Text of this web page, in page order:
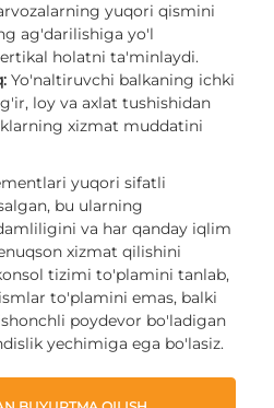
yuqori qismini
ag'darilishiga yo'l
holatni ta'minlaydi.
Yo'naltiruvchi balkaning ichki
loy va axlat tushishidan
xizmat muddatini
yuqori sifatli
bu ularning
va har qanday iqlim
xizmat qilishini
tizimi to'plamini tanlab,
to'plamini emas, balki
poydevor bo'ladigan
yechimiga ega bo'lasiz.